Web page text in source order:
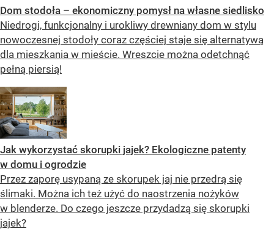
Dom stodoła – ekonomiczny pomysł na własne siedlisko
Niedrogi, funkcjonalny i urokliwy drewniany dom w stylu
nowoczesnej stodoły coraz częściej staje się alternatywą
dla mieszkania w mieście. Wreszcie można odetchnąć
pełną piersią!
Jak wykorzystać skorupki jajek? Ekologiczne patenty
w domu i ogrodzie
Przez zaporę usypaną ze skorupek jaj nie przedrą się
ślimaki. Można ich też użyć do naostrzenia nożyków
w blenderze. Do czego jeszcze przydadzą się skorupki
jajek?